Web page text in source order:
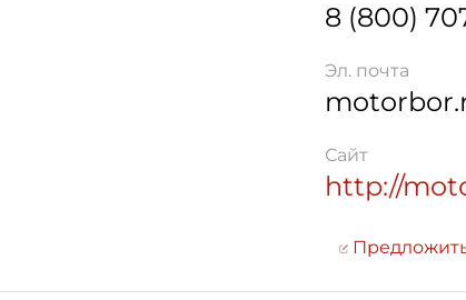
8 (800)
Эл. почта
Сайт
http://